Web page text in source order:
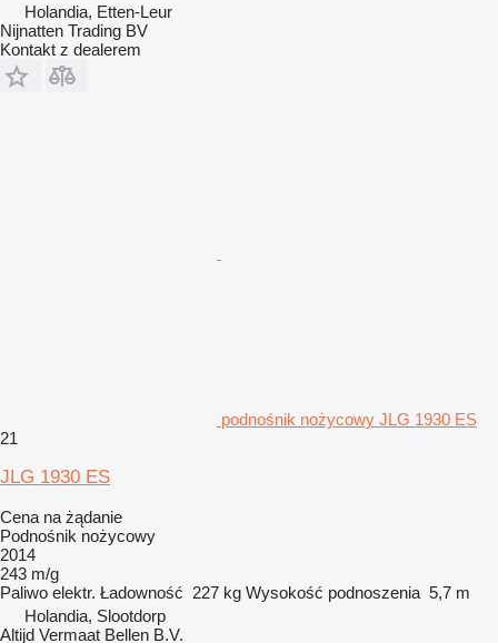
Holandia, Etten-Leur
Nijnatten Trading BV
Kontakt z dealerem
podnośnik nożycowy JLG 1930 ES
21
JLG 1930 ES
Cena na żądanie
Podnośnik nożycowy
2014
243 m/g
Paliwo elektr. Ładowność 227 kg Wysokość podnoszenia 5,7 m
Holandia, Slootdorp
Altijd Vermaat Bellen B.V.